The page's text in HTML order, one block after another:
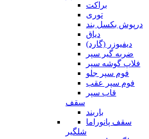
براکت
توری
درپوش بکسل بند
دیاق
دیفیوزر (گارد)
ضربه گیر سپر
فلاپ گوشه سپر
فوم سپر جلو
فوم سپر عقب
قاب سپر
سقف
باربند
سقف پانوراما
شلگیر